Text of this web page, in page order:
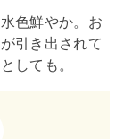
色鮮やか。お
引き出されて
しても。